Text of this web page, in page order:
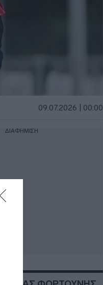
09.07.2026 | 00:00
ΔΙΑΦΗΜΙΣΗ